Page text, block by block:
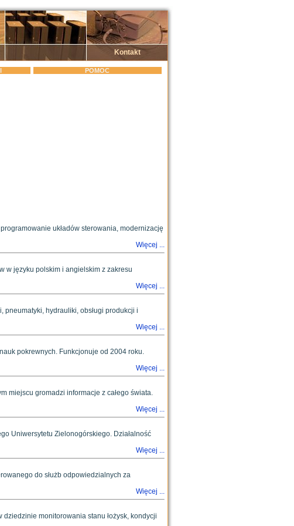
Kontakt
POMOC
układów sterowania, modernizację
Więcej ...
w języku polskim i angielskim z zakresu
Więcej ...
hydrauliki, obsługi produkcji i
Więcej ...
pokrewnych. Funkcjonuje od 2004 roku.
Więcej ...
miejscu gromadzi informacje z całego świata.
Więcej ...
Uniwersytetu Zielonogórskiego. Działalność
Więcej ...
do służb odpowiedzialnych za
Więcej ...
monitorowania stanu łożysk, kondycji